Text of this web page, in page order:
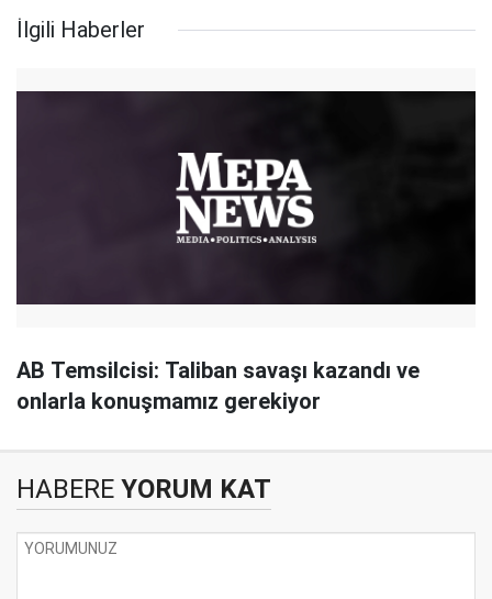
İlgili Haberler
AB Temsilcisi: Taliban savaşı kazandı ve
onlarla konuşmamız gerekiyor
HABERE YORUM KAT